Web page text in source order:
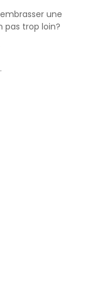
une
pas trop loin?